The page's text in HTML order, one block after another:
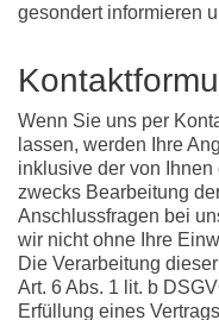
gesondert informieren
Wenn Sie uns per
lassen, werden Ihre
inklusive der von
zwecks Bearbeitung
Anschlussfragen bei
wir nicht ohne Ihre
Die Verarbeitung
Art. 6 Abs. 1 lit. b
Erfüllung eines